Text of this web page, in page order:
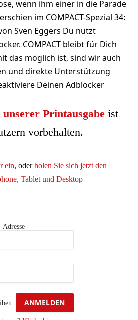
wenn ihm einer in die Parade
im COMPACT-Spezial 34:
Sven Eggers Du nutzt
COMPACT bleibt für Dich
das möglich ist, sind wir auch
und direkte Unterstützung
Deinen Adblocker
unserer Printausgabe ist
vorbehalten.
ein, oderholen Sie sich jetzt den
Tablet und Desktop
Adresse